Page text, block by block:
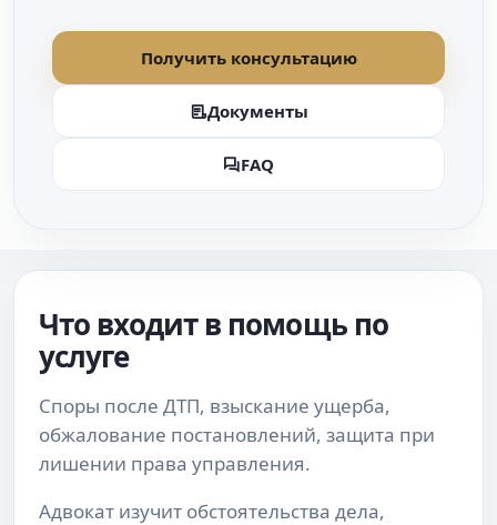
Получить консультацию
Документы
FAQ
Что входит в помощь по
услуге
Споры после ДТП, взыскание ущерба,
обжалование постановлений, защита при
лишении права управления.
Адвокат изучит обстоятельства дела,